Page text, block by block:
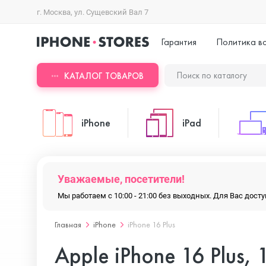
г. Москва, ул. Сущевский Вал 7
Гарантия Политика
КАТАЛОГ ТОВАРОВ
iPhone
iPhone 17 Pro
iPad
Уважаемые, посетители!
Мы работаем с 10:00 - 21:00 без выходных. Для Вас
Главная iPhone iPhone 16 Plus
Apple iPhone 16 Plus,